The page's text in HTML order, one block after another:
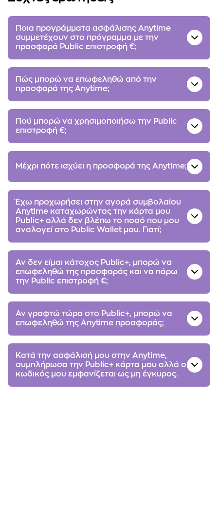
Ποια προγράμματα ασφάλισης Anytime
συμμετέχουν στο πρόγραμμα με την
προσφορά Public επιστροφή €;
Πώς μπορώ να επωφεληθώ από την
προσφορά της Αnytime;
Πού μπορώ να χρησιμοποιήσω την Public
επιστροφή €;
Μέχρι πότε ισχύει η προσφορά της Anytime;
Έχω προχωρήσει στην αγορά συμβολαίου
Αnytime καταχωρώντας την κάρτα μου
Public+ αλλά δεν βλέπω το ποσό που μου
αναλογεί στο Public Wallet μου. Γιατί;
Αν δεν είμαι κάτοχος Public+, μπορώ να
επωφεληθώ της προσφοράς και να πάρω
την Public επιστροφή €;
Αν γραφτώ τώρα στο Public+, μπορώ να
επωφεληθώ της Αnytime προσφοράς;
Κατά την ασφάλισή μου στην Αnytime,
συμπλήρωσα την Public+ κάρτα μου αλλά ο
κωδικός μου εμφανίζεται ως μη έγκυρος.